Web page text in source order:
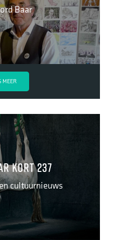
Baar
MEER
kort 237
cultuurnieuws